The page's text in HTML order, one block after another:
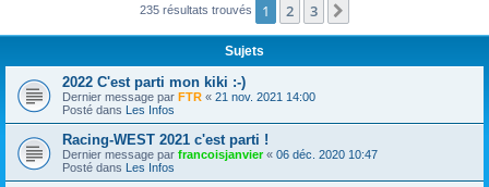
c
235 résultats trouvés 1 2 3
Sujets
2022 C'est parti mon kiki :-)
Dernier message par FTR « 21 nov. 2021 14:00
Posté dans Les Infos
Racing-WEST 2021 c'est parti !
Dernier message par francoisjanvier« 06 déc. 2020 10:47
Posté dans Les Infos